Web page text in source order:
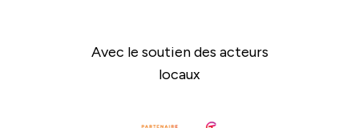
Avec le soutien des acteurs
locaux